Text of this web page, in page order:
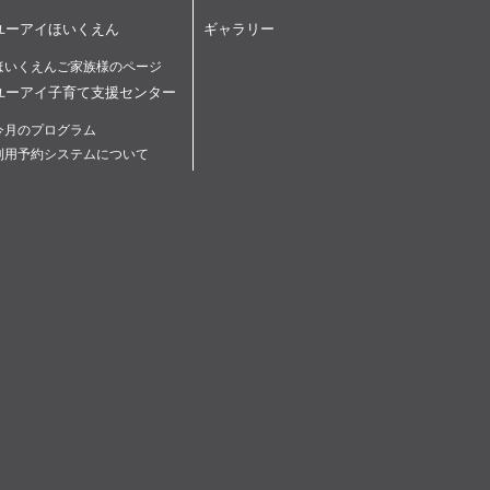
ーアイほいくえん
いくえんご家族様のページ
ーアイ子育て支援センター
月のプログラム
用予約システムについて
ギャラリー